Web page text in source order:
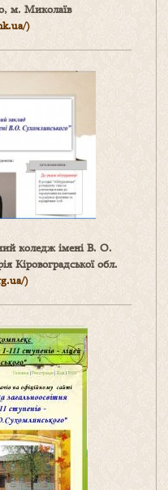
м. Миколаїв
)
коледж імені В. О.
Кіровоградської обл.
)